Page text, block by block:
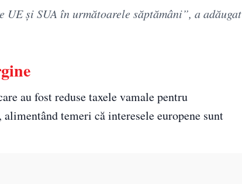
UE și SUA în următoarele săptămâni”, a adăugat
au fost reduse taxele vamale pentru
temeri că interesele europene sunt